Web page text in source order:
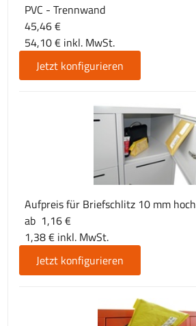
PVC - Trennwand
45,46 €
54,10 € inkl. MwSt.
Jetzt konfigurieren
Aufpreis für Briefschlitz 10 mm hoch
ab 1,16 €
1,38 € inkl. MwSt.
Jetzt konfigurieren